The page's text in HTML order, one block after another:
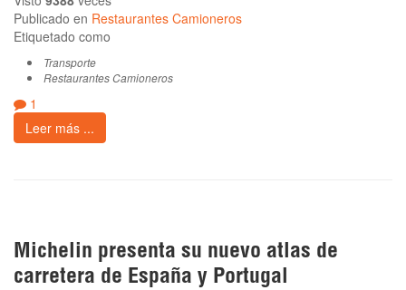
Publicado en Restaurantes Camioneros
Etiquetado como
Transporte
Restaurantes Camioneros
1
Leer más ...
Michelin presenta su nuevo atlas de
carretera de España y Portugal